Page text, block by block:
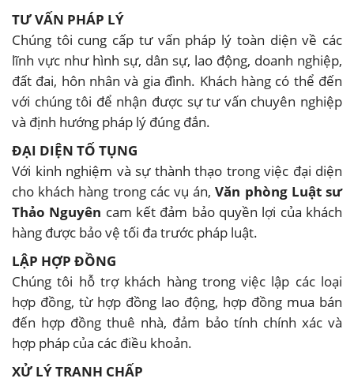
TƯ VẤN PHÁP LÝ
Chúng tôi cung cấp tư vấn pháp lý toàn diện về các
lĩnh vực như hình sự, dân sự, lao động, doanh nghiệp,
đất đai, hôn nhân và gia đình. Khách hàng có thể đến
với chúng tôi để nhận được sự tư vấn chuyên nghiệp
và định hướng pháp lý đúng đắn.
ĐẠI DIỆN TỐ TỤNG
Với kinh nghiệm và sự thành thạo trong việc đại diện
cho khách hàng trong các vụ án,Văn phòng Luật sư
Thảo Nguyên cam kết đảm bảo quyền lợi của khách
hàng được bảo vệ tối đa trước pháp luật.
LẬP HỢP ĐỒNG
Chúng tôi hỗ trợ khách hàng trong việc lập các loại
hợp đồng, từ hợp đồng lao động, hợp đồng mua bán
đến hợp đồng thuê nhà, đảm bảo tính chính xác và
hợp pháp của các điều khoản.
XỬ LÝ TRANH CHẤP